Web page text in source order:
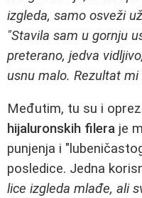
izgleda, samo osveži
"Stavila sam u gornju
preterano, jedva
usnu malo. Rezultat mi
Međutim, tu su i
hijaluronskih filera je
punjenja i
posledice. Jedna
lice izgleda mlađe, ali